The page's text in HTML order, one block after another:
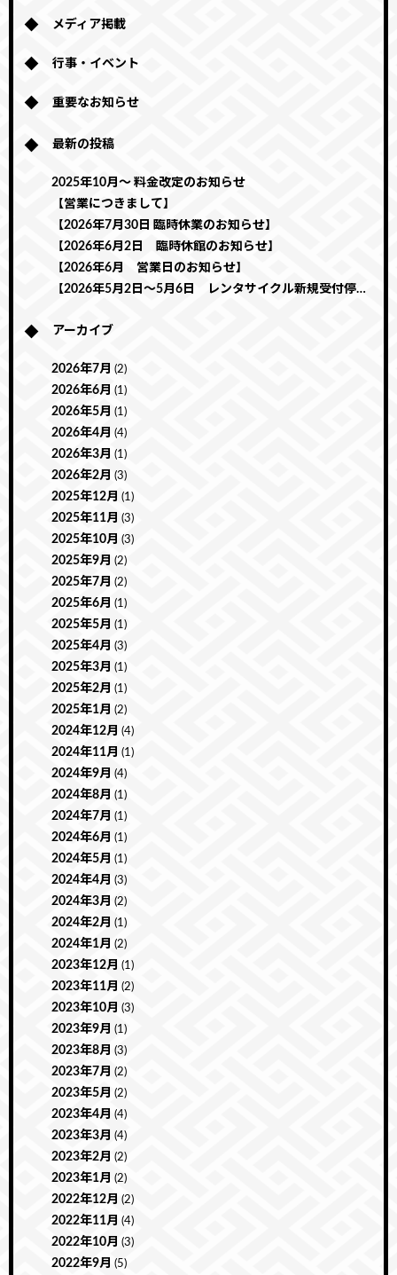
メディア掲載
行事・イベント
重要なお知らせ
最新の投稿
2025年10月～ 料金改定のお知らせ
【営業につきまして】
【2026年7月30日 臨時休業のお知らせ】
【2026年6月2日 臨時休館のお知らせ】
【2026年6月 営業日のお知らせ】
【2026年5月2日～5月6日 レンタサイクル新規受付停止のお知らせ】
アーカイブ
2026年7月 (2)
2026年6月 (1)
2026年5月 (1)
2026年4月 (4)
2026年3月 (1)
2026年2月 (3)
2025年12月 (1)
2025年11月 (3)
2025年10月 (3)
2025年9月 (2)
2025年7月 (2)
2025年6月 (1)
2025年5月 (1)
2025年4月 (3)
2025年3月 (1)
2025年2月 (1)
2025年1月 (2)
2024年12月 (4)
2024年11月 (1)
2024年9月 (4)
2024年8月 (1)
2024年7月 (1)
2024年6月 (1)
2024年5月 (1)
2024年4月 (3)
2024年3月 (2)
2024年2月 (1)
2024年1月 (2)
2023年12月 (1)
2023年11月 (2)
2023年10月 (3)
2023年9月 (1)
2023年8月 (3)
2023年7月 (2)
2023年5月 (2)
2023年4月 (4)
2023年3月 (4)
2023年2月 (2)
2023年1月 (2)
2022年12月 (2)
2022年11月 (4)
2022年10月 (3)
2022年9月 (5)